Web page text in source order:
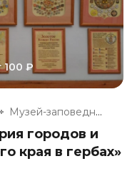
100 ₽
Музей-заповедник «Полотняный З...
городов и
края в гербах»